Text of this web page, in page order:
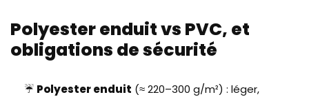
Polyester enduit vs PVC, et
obligations de sécurité
☔ Polyester enduit (≈ 220–300 g/m²) : léger,